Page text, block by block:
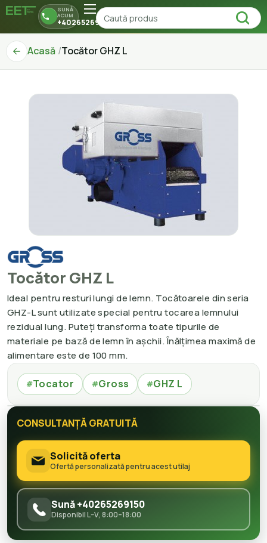
SUNĂ
ACUM
+40265269150
Acasă Tocător GHZ L
Tocător GHZ L
Ideal pentru resturi lungi de lemn. Tocătoarele din seria
GHZ-L sunt utilizate special pentru tocarea lemnului
rezidual lung. Puteți transforma toate tipurile de
materiale pe bază de lemn în așchii. Înălțimea maximă de
alimentare este de 100 mm.
#Tocator #Gross #GHZ L
CONSULTANȚĂ GRATUITĂ
Solicită oferta
Ofertă personalizată pentru acest utilaj
Sună +40265269150
Disponibil L–V, 8:00–18:00